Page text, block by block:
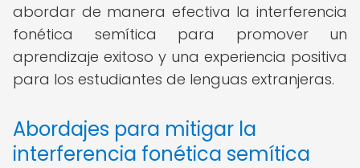
abordar de manera efectiva la interferencia
fonética semítica para promover un
aprendizaje exitoso y una experiencia positiva
para los estudiantes de lenguas extranjeras.
Abordajes para mitigar la
interferencia fonética semítica